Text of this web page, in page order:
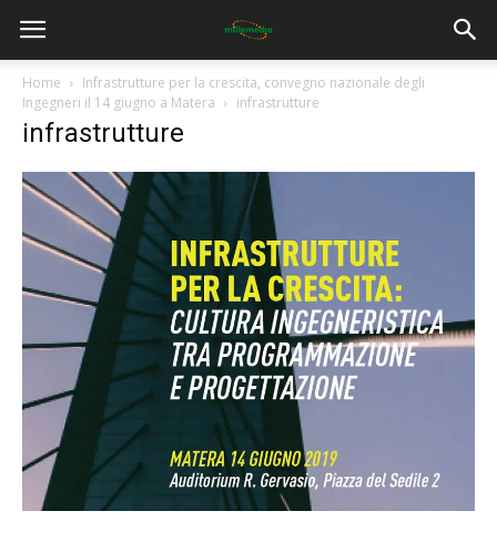
Home
Infrastrutture per la crescita, convegno nazionale degli
Ingegneri il 14 giugno a Matera
infrastrutture
infrastrutture